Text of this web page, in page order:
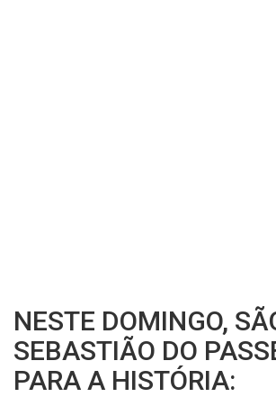
NESTE DOMINGO,
SEBASTIÃO DO
PARA A HISTÓRIA: